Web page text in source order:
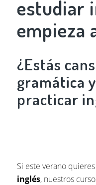
estudiar
empieza
¿Estás
gramática
practicar
Si este verano
inglés, nuestros